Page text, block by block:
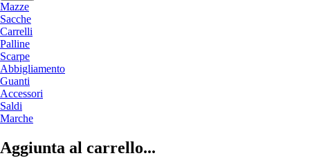
Mazze
Sacche
Carrelli
Palline
Scarpe
Abbigliamento
Guanti
Accessori
Saldi
Marche
Aggiunta al carrello...